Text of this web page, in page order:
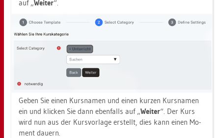
auf „Wei­ter“.
Geben Sie einen Kurs­na­men und einen kur­zen Kurs­na­men
ein und kli­cken Sie dann eben­falls auf „Wei­ter“. Der Kurs
wird nun aus der Kurs­vor­la­ge er­stellt, dies kann einen Mo­
ment dau­ern.